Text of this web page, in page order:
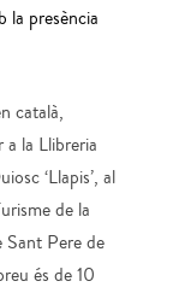
la presència
català,
a la Llibreria
‘Llapis’, al
de la
Sant Pere de
és de 10